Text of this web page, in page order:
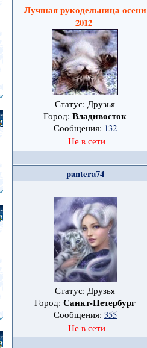
Лучшая рукодельница осени
2012
Статус: Друзья
Город:Владивосток
Сообщения: 132
Не в сети
pantera74
Статус: Друзья
Город:Санкт-Петербург
Сообщения: 355
Не в сети